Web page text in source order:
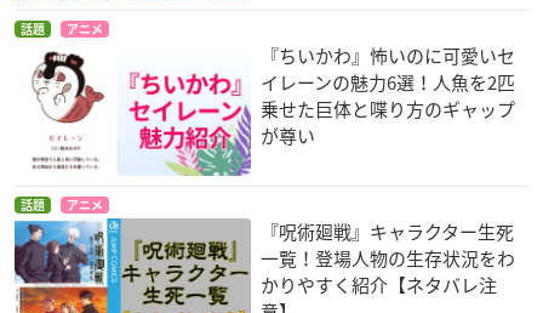
話題 アニメ
『ちいかわ』怖いのに可愛いセ
イレーンの魅力6選！人魚を2匹
乗せた巨体と喋り方のギャップ
が尊い
話題 アニメ
『呪術廻戦』キャラクター生死
一覧！登場人物の生存状況をわ
かりやすく紹介【ネタバレ注